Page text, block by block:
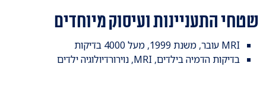
שטחי התעניינות ועיסוק מיוחדים
MRI עובר, משנת 1999, מעל 4000 בדיקות
בדיקות הדמיה בילדים, MRI, נוירורדיולוגיה ילדים